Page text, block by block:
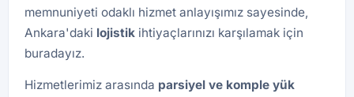
memnuniyeti odaklı hizmet anlayışımız sayesinde,
Ankara'daki lojistik ihtiyaçlarınızı karşılamak için
buradayız.
Hizmetlerimiz arasında parsiyel ve komple yük